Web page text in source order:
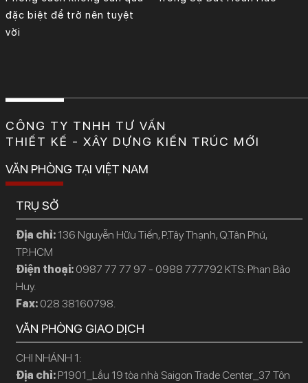
đặc biệt để trở nên tuyệt
vời
CÔNG TY TNHH TƯ VẤN
THIẾT KẾ - XÂY DỰNG KIẾN TRÚC MỚI
VĂN PHÒNG TẠI VIỆT NAM
TRỤ SỞ
Địa chỉ: 136 Nguyễn Hữu Tiến, P.Tây Thạnh, Q.Tân Phú,
TP.HCM
Điện thoại: 0987 77 77 97 - 0988 777792 KTS: Phan Bảo
Huy.
Fax: 028 38160798.
VĂN PHÒNG GIAO DỊCH
CHI NHÁNH 1:
Địa chỉ: P1901_Lầu 19 tòa nhà Saigon Trade Center_37 Tôn